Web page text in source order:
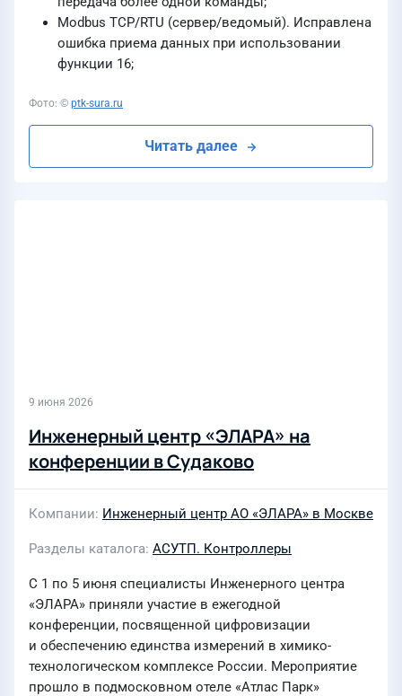
Modbus TCP/RTU (сервер/ведомый). Исправлена
ошибка приема данных при использовании
функции 16;
Читать далее
Фото: © ptk-sura.ru
9 июня 2026
Инженерный центр «ЭЛАРА» на
конференции в Судаково
Компании Инженерный центр АО «ЭЛАРА» в Москве
Разделы каталога АСУТП. Контроллеры
С 1 по 5 июня специалисты Инженерного центра
«ЭЛАРА» приняли участие в ежегодной
конференции, посвященной цифровизации
и обеспечению единства измерений в химико-
технологическом комплексе России. Мероприятие
прошло в подмосковном отеле «Атлас Парк»